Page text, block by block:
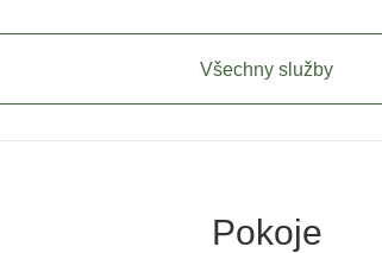
Všechny služby
Pokoje